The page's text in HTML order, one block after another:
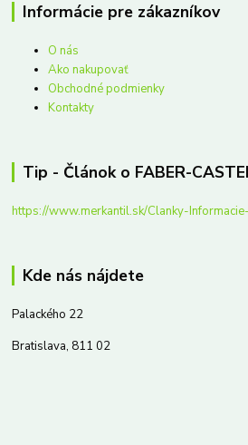
Informácie pre zákazníkov
O nás
Ako nakupovať
Obchodné podmienky
Kontakty
Tip - Článok o FABER-
https://www.merkantil.sk/Clanky-
Kde nás nájdete
Palackého 22
Bratislava, 811 02